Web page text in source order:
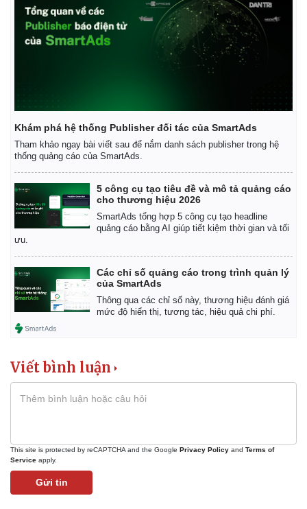
Khám phá hệ thống Publisher đối tác của SmartAds
Tham khảo ngay bài viết sau để nắm danh sách publisher trong hệ
thống quảng cáo của SmartAds.
5 công cụ tạo tiêu đề và mô tả quảng cáo
cho thương hiệu 2026
SmartAds tổng hợp 5 công cụ tạo headline
quảng cáo bằng AI giúp tiết kiệm thời gian và tối
ưu.
Các chỉ số quảng cáo trong trình quản lý
của SmartAds
Thông qua các chỉ số này, thương hiệu đánh giá
mức độ hiển thị, tương tác, hiệu quả chi phí.
Viết bình luận
This site is protected by reCAPTCHA and the Google Privacy Policy and Terms of
Service apply.
Gửi tin